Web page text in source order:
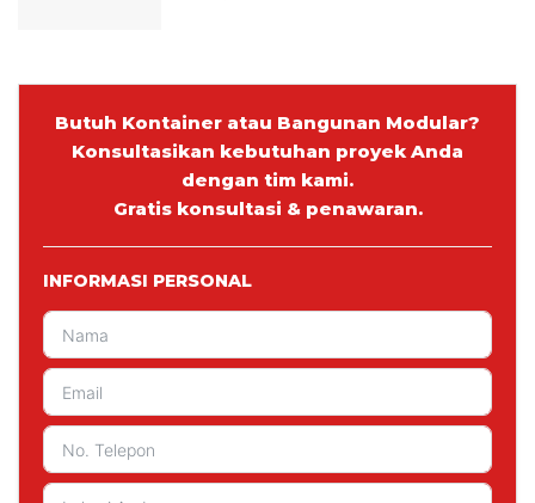
Butuh Kontainer atau Bangunan Modular?
Konsultasikan kebutuhan proyek Anda
dengan tim kami.
Gratis konsultasi & penawaran.
INFORMASI PERSONAL